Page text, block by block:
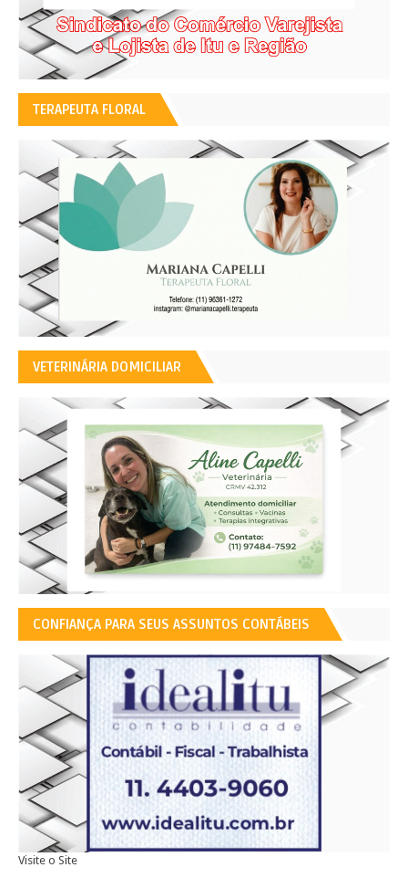
TERAPEUTA FLORAL
VETERINÁRIA DOMICILIAR
CONFIANÇA PARA SEUS ASSUNTOS CONTÁBEIS
Visite o Site